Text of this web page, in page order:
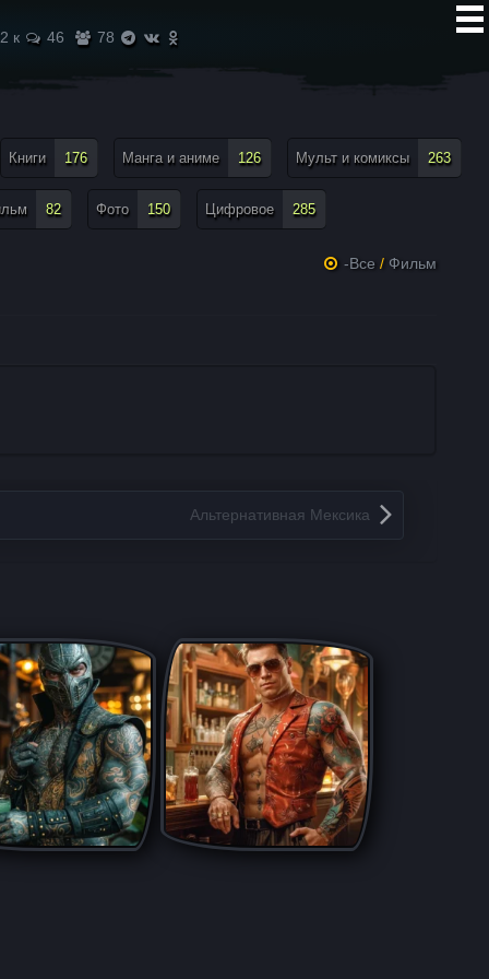
2 к 46 78
Книги 176 Манга и аниме 126 Мульт и комиксы 263
82 Фото 150 Цифровое 285
-Все / Фильм
Альтернативная Мексика